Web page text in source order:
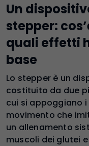
Un
stepper:
quali effetti
base
Lo stepper è un
costituito da due
cui si appoggiano i
movimento che
un allenamento
muscoli dei glutei